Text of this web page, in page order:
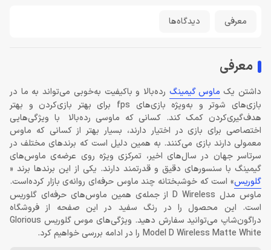
معرفی دیدگاه‌ها
معرفی
داشتن یک ماوس گیمینگ رده‌بالا و باکیفیت به‌خوبی می‌تواند به ما در
بازی‌های شوتر و به‌ویژه بازی‌های fps برای بهتر بازی‌کردن و بهتر
هدف‌گیری‌کردن کمک کند. کسانی که ماوسی رده‌بالا با ویژگی‌هایی
اختصاصی برای بازی در اختیار دارند، بسیار بهتر از کسانی که ماوس
معمولی دارند بازی می‌کنند. به همین دلیل است که برندهای مختلف در
سرتاسر جهان در سال‌های اخیر، تمرکزی ویژه روی عرضه‌ی ماوس‌های
گیمینگ با سنسورهای دقیق و قدرتمند دارند. یکی از این برندها برند «
گلوریس» است که خوشبختانه چند ماوس حرفه‌ای روانه‌ی بازار کرده‌است.
ماوس مدل D Wireless از جمله‌ی همین ماوس‌های حرفه‌ای گلوریس
است. این محصول را در رنگ سفید در این صفحه از فروشگاه
دراگون‌شاپ می‌توانید سفارش دهید. ویژگی‌های موس گلوریس Glorious
Model D Wireless Matte White را در ادامه بررسی خواهیم کرد.